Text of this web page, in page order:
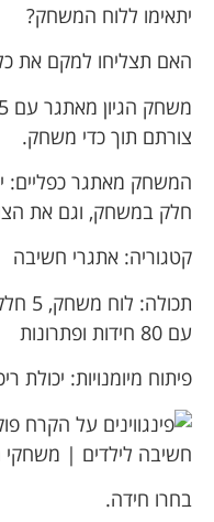
יתאימו ללוח המשחק?
האם תצליחו למקם את כל
צורתם תוך כדי משחק.
המשחק מאתגר כפליים:
חלק במשחק, וגם את
קטגוריה: אתגרי חשיבה
עם 80 חידות ופתרונות
פיתוח מיומנויות: יכולת
בחרו חידה.